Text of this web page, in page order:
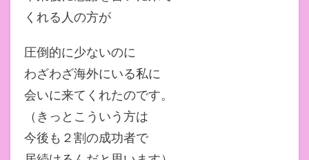
くれる人の方が
圧倒的に少ないのに
わざわざ海外にいる私に
会いに来てくれたのです。
（きっとこういう方は
今後も２割の成功者で